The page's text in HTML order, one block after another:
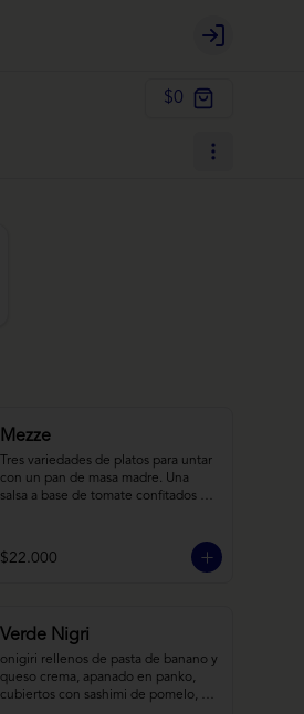
Login
$0
Mezze
Tres variedades de platos para untar
con un pan de masa madre. Una
salsa a base de tomate confitados y
limón y ajo; pimentones y cebollas
horneadas largamente, con toques
$22.000
Verde Nigri
onigiri rellenos de pasta de banano y
queso crema, apanado en panko,
cubiertos con sashimi de pomelo,